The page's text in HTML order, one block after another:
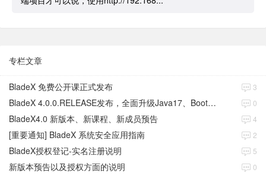
专栏文章
BladeX 免费公开课正式发布 3
BladeX 4.0.0.RELEASE发布，全面升级Java17、Boot3、Cloud2023 0
BladeX4.0 新版本、新课程、新成员预告 4
[重要通知] BladeX 系统安全应用指南 2
BladeX授权登记-实名注册说明 5
新版本预告以及授权方面的说明 0